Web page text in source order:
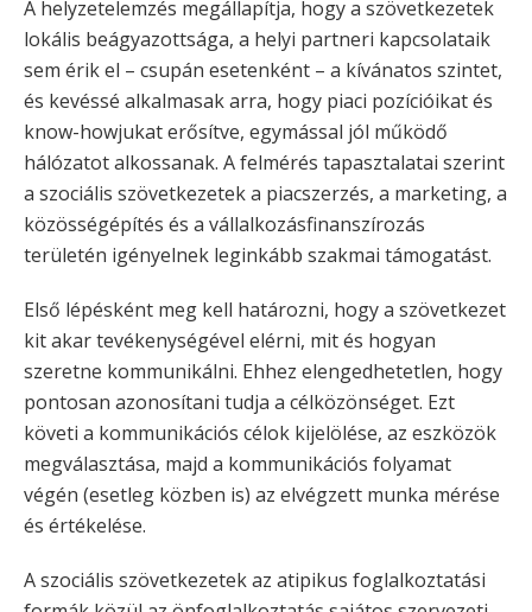
A helyzetelemzés megállapítja, hogy a szövetkezetek
lokális beágyazottsága, a helyi partneri kapcsolataik
sem érik el – csupán esetenként – a kívánatos szintet,
és kevéssé alkalmasak arra, hogy piaci pozícióikat és
know-howjukat erősítve, egymással jól működő
hálózatot alkossanak. A felmérés tapasztalatai szerint
a szociális szövetkezetek a piacszerzés, a marketing, a
közösségépítés és a vállalkozásfinanszírozás
területén igényelnek leginkább szakmai támogatást.
Első lépésként meg kell határozni, hogy a szövetkezet
kit akar tevékenységével elérni, mit és hogyan
szeretne kommunikálni. Ehhez elengedhetetlen, hogy
pontosan azonosítani tudja a célközönséget. Ezt
követi a kommunikációs célok kijelölése, az eszközök
megválasztása, majd a kommunikációs folyamat
végén (esetleg közben is) az elvégzett munka mérése
és értékelése.
A szociális szövetkezetek az atipikus foglalkoztatási